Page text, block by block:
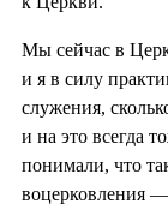
Мы сейчас в
и я в силу
служения,
и на это всегда
понимали, что
воцерковления